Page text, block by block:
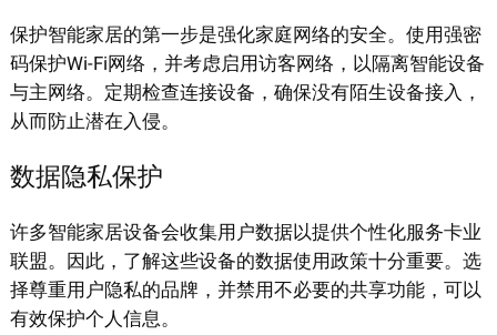
保护智能家居的第一步是强化家庭网络的安全。使用强密
码保护Wi-Fi网络，并考虑启用访客网络，以隔离智能设备
与主网络。定期检查连接设备，确保没有陌生设备接入，
从而防止潜在入侵。
数据隐私保护
许多智能家居设备会收集用户数据以提供个性化服务卡业
联盟。因此，了解这些设备的数据使用政策十分重要。选
择尊重用户隐私的品牌，并禁用不必要的共享功能，可以
有效保护个人信息。